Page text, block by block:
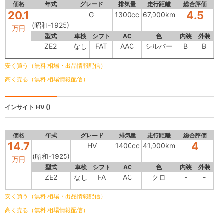
価格 年式 グレード 排気量 走行距離 総合評価
20.1
万円 (昭和-1925)
G 1300cc 67,000km 4.5
型式 車検 シフト AC 色 内装 外装
ZE2 なし FAT AAC シルバー B B
安く買う（無料 相場・出品情報配信）
高く売る（無料 相場情報配信）
インサイト HV ()
価格 年式 グレード 排気量 走行距離 総合評価
14.7
万円 (昭和-1925)
HV 1400cc 41,000km 4
型式 車検 シフト AC 色 内装 外装
ZE2 なし FA AC クロ - -
安く買う（無料 相場・出品情報配信）
高く売る（無料 相場情報配信）